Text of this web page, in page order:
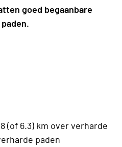
goed begaanbare
(of 6.3) km over verharde
paden